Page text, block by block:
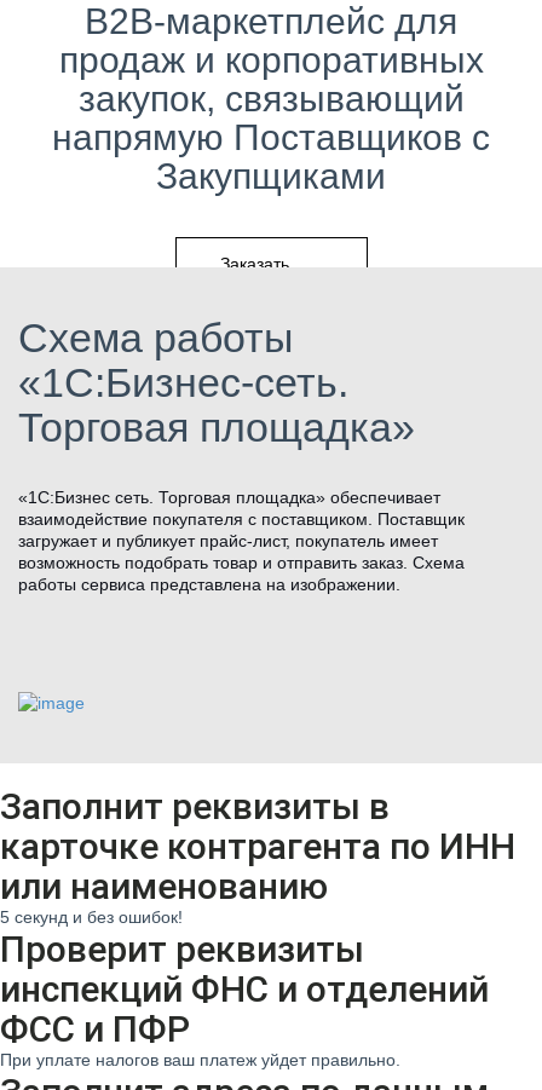
B2B-маркетплейс для
продаж и корпоративных
закупок, связывающий
напрямую Поставщиков с
Закупщиками
Заказать
Схема работы
«1С:Бизнес-сеть.
Торговая площадка»
«1С:Бизнес сеть. Торговая площадка» обеспечивает
взаимодействие покупателя с поставщиком. Поставщик
загружает и публикует прайс-лист, покупатель имеет
возможность подобрать товар и отправить заказ. Схема
работы сервиса представлена на изображении.
Заполнит реквизиты в
карточке контрагента по ИНН
или наименованию
5 секунд и без ошибок!
Проверит реквизиты
инспекций ФНС и отделений
ФСС и ПФР
При уплате налогов ваш платеж уйдет правильно.